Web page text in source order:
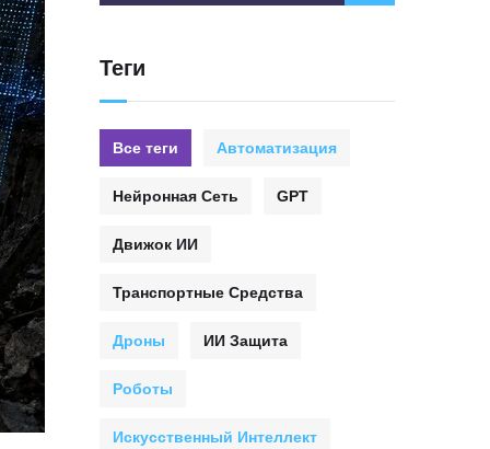
Теги
Все теги Автоматизация
Нейронная Сеть GPT
Движок ИИ
Транспортные Средства
Дроны ИИ Защита
Роботы
Искусственный Интеллект